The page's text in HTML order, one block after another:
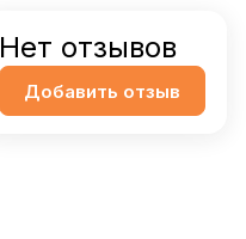
Нет отзывов
Добавить отзыв